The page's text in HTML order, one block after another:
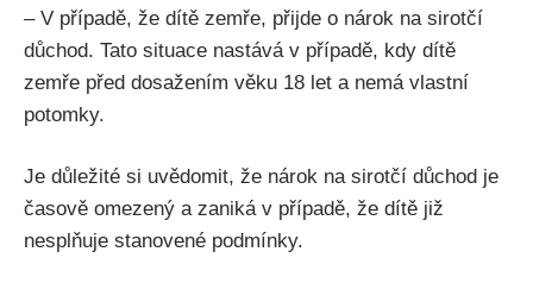
– V případě, že dítě zemře, přijde o nárok na sirotčí
důchod. Tato situace nastává v případě, kdy dítě
zemře před dosažením věku 18 let a nemá vlastní
potomky.
Je důležité si uvědomit, že nárok na sirotčí důchod je
časově omezený a zaniká v případě, že dítě již
nesplňuje stanovené podmínky.